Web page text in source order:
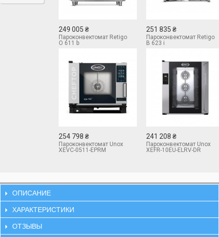
249 005 ₴
Пароконвектомат Retigo
O 611 b
251 835 ₴
Пароконвектомат Retigo
B 623 i
254 798 ₴
Пароконвектомат Unox
XEVC-0511-EPRM
241 208 ₴
Пароконвектомат Unox
XEFR-10EU-ELRV-DR
ОПИСАНИЕ
ХАРАКТЕРИСТИКИ
ОТЗЫВЫ